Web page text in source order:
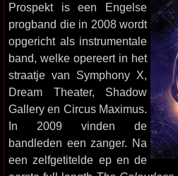
Prospekt is een Engelse
progband die in 2008 wordt
opgericht als instrumentale
band, welke opereert in het
straatje van Symphony X,
Dream Theater, Shadow
Gallery en Circus Maximus.
In 2009 vinden de
bandleden een zanger. Na
een zelfgetitelde ep en de